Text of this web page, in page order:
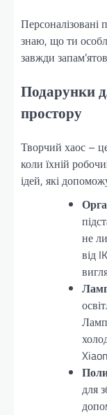
Персоналізовані
знаю, що ти
завжди
Подарунки
простору
Творчий хаос –
коли їхній
ідей, які
не
від
для